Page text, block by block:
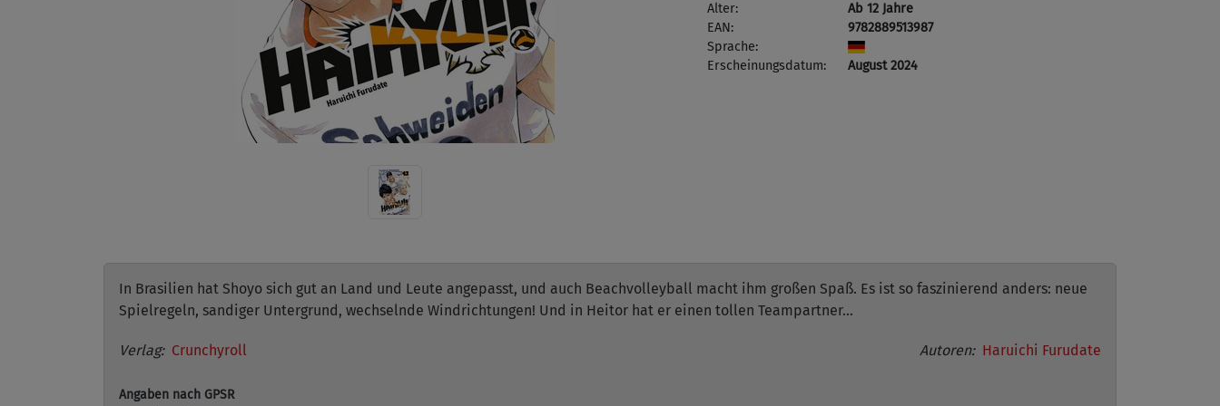
Alter:
Ab 12 Jahre
EAN:
9782889513987
Sprache:
Erscheinungsdatum:
August 2024
In Brasilien hat Shoyo sich gut an Land und Leute angepasst, und auch Beachvolleyball macht ihm großen Spaß. Es ist so faszinierend anders: neue
Spielregeln, sandiger Untergrund, wechselnde Windrichtungen! Und in Heitor hat er einen tollen Teampartner...
Verlag: Crunchyroll
Angaben nach GPSR
Autoren: Haruichi Furudate